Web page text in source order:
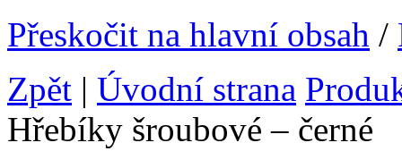
Přeskočit na hlavní obsah /
Zpět | Úvodní strana
Hřebíky šroubové – černé